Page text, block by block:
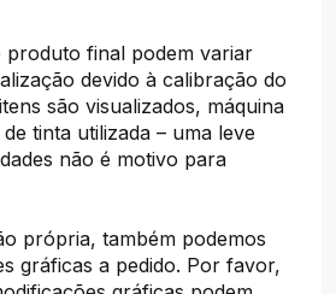
produto final podem variar
devido à calibração do
são visualizados, máquina
tinta utilizada – uma leve
não é motivo para
própria, também podemos
gráficas a pedido. Por favor,